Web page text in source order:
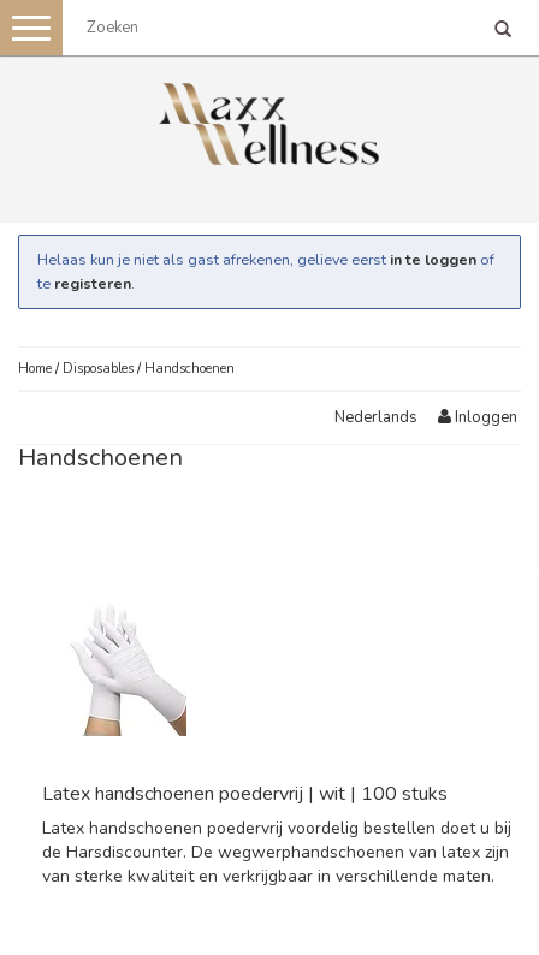
Toggle
navigation
Helaas kun je niet als gast afrekenen, gelieve eerst in te loggen of
te registeren.
Home / Disposables / Handschoenen
Nederlands Inloggen
Handschoenen
Latex handschoenen poedervrij | wit | 100 stuks
Latex handschoenen poedervrij voordelig bestellen doet u bij
de Harsdiscounter. De wegwerphandschoenen van latex zijn
van sterke kwaliteit en verkrijgbaar in verschillende maten.